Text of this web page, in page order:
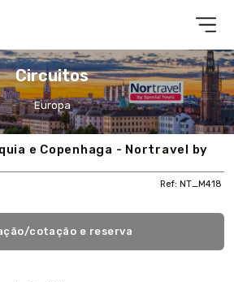
Circuitos
Europa
e Copenhaga - Nortravel by
Ref: NT_M418
cotação e reserva